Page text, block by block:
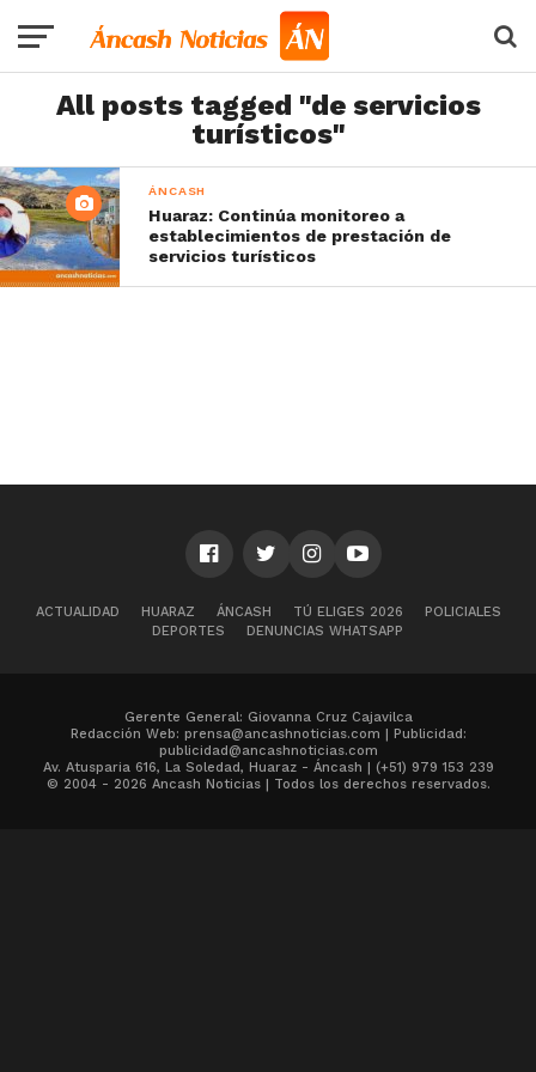
All posts tagged "de servicios
turísticos"
ÁNCASH
Huaraz: Continúa monitoreo a
establecimientos de prestación de
servicios turísticos
ACTUALIDAD HUARAZ ÁNCASH TÚ ELIGES 2026
POLICIALES
DEPORTES
DENUNCIAS WHATSAPP
Gerente General: Giovanna Cruz Cajavilca
Redacción Web: prensa@ancashnoticias.com | Publicidad:
publicidad@ancashnoticias.com
Av. Atusparia 616, La Soledad, Huaraz - Áncash | (+51) 979 153 239
© 2004 - 2026 Ancash Noticias | Todos los derechos reservados.